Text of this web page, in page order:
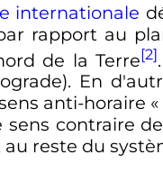
internationale
rapport au
de la Terre[2]
En
anti-horaire «
contraire
reste du